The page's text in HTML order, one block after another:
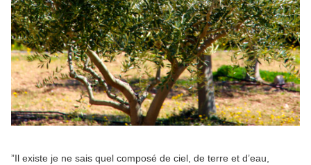
”Il existe je ne sais quel composé de ciel, de terre et d’eau,